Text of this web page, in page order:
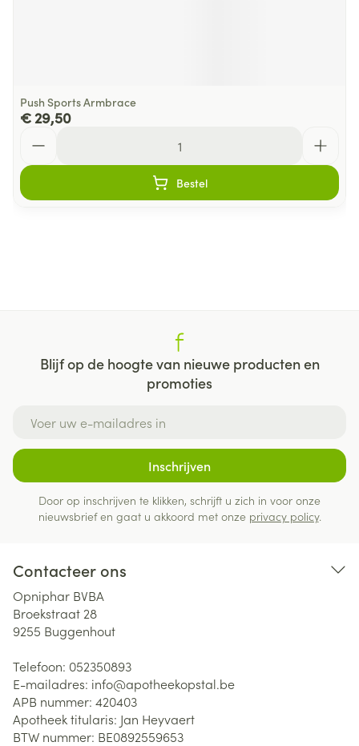
Push Sports Armbrace
€ 29,50
Bestel
Blijf op de hoogte van nieuwe producten en
promoties
Inschrijven
Door op inschrijven te klikken, schrijft u zich in voor onze
nieuwsbrief en gaat u akkoord met onze privacy policy.
Contacteer ons
Opniphar BVBA
Broekstraat 28
9255 Buggenhout
Telefoon: 052350893
E-mailadres: info@apotheekopstal.be
APB nummer: 420403
Apotheek titularis: Jan Heyvaert
BTW nummer: BE0892559653